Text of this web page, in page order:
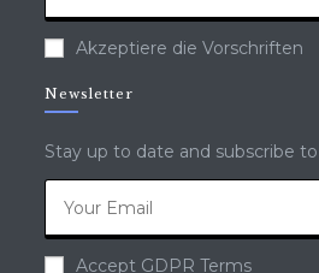
Akzeptiere die Vorschriften
Newsletter
Stay up to date and subscribe
Accept GDPR Terms